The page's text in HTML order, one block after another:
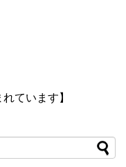
ています】